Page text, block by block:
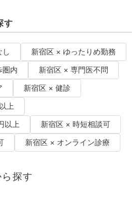
す
し
新宿区 × ゆったりめ勤務
圏内
新宿区 × 専門医不問
新宿区 × 健診
上
以上
新宿区 × 時短相談可
新宿区 × オンライン診療
探す